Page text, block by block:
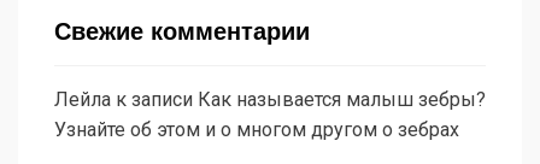
Свежие комментарии
Лейла к записи Как называется малыш зебры?
Узнайте об этом и о многом другом о зебрах